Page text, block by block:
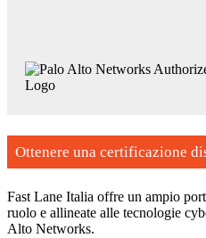
Ottenere una certificazione
Fast Lane Italia offre un ampio
ruolo e allineate alle tecnologie
Alto Networks.